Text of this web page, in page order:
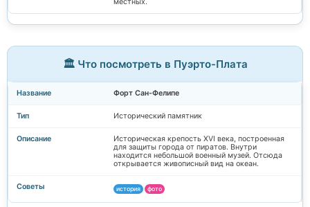
местных.
🏛️ Что посмотреть в Пуэрто-Плата
Форт Сан-Фелипе
Исторический памятник
Историческая крепость XVI века, построенная
для защиты города от пиратов. Внутри
находится небольшой военный музей. Отсюда
открывается живописный вид на океан.
история фото